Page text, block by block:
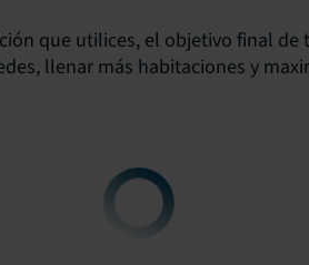
que utilices, el objetivo final de
llenar más habitaciones y